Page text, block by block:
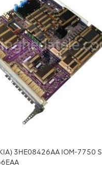
7750 SR SFM5-12 Alcatel